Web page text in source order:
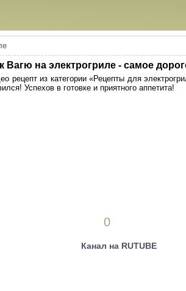
Вагю на электрогриле - самое
рецепт из категории «Рецепты для
Успехов в готовке и приятного аппетита!
0
Канал на RUTUBE